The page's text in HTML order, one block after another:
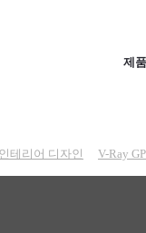
제품
인
인테리어 디자인 V-Ray